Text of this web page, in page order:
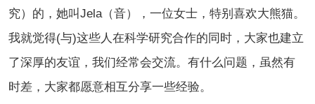
究）的，她叫Jela（音），一位女士，特别喜欢大熊猫。
我就觉得(与)这些人在科学研究合作的同时，大家也建立
了深厚的友谊，我们经常会交流。有什么问题，虽然有
时差，大家都愿意相互分享一些经验。